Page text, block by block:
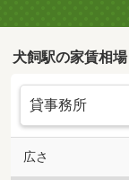
犬飼駅の家賃相場
広さ